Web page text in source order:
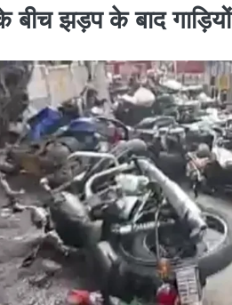
झड़प के बाद